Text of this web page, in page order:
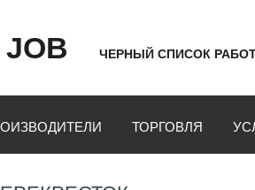
ЧЕРНЫЙ СПИСОК
ТОРГОВЛЯ